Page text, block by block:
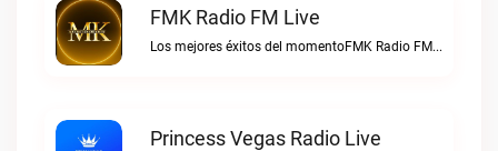
FMK Radio FM Live
Los mejores éxitos del momentoFMK Radio FM live
Princess Vegas Radio Live